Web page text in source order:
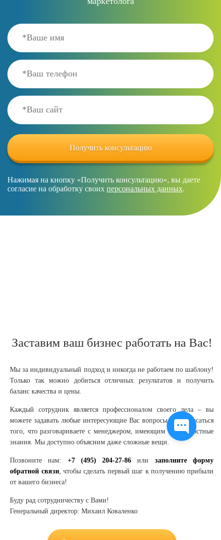
Нажимая на кнопку «Получить консультацию», вы даете
согласие на обработку своих персональных данных.
Заставим ваш бизнес работать на Вас!
Мы за индивидуальный подход и никогда не работаем по шаблону!
Только так можно добиться отличных результатов и получить
баланс качества и цены.
Каждый сотрудник является профессионалом своего дела – вы
можете задавать любые интересующие Вас вопросы и не опасаться
того, что разговариваете с менеджером, имеющим поверхностные
знания. Мы доступно объясним даже сложные вещи.
Позвоните нам: +7 (495) 204-27-86 или заполните форму
обратной связи, чтобы сделать первый шаг к получению прибыли
от вашего бизнеса!
Буду рад сотрудничеству с Вами!
Генеральный директор: Михаил Коваленко